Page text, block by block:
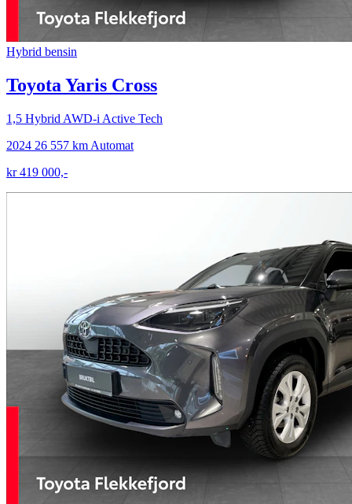
Hybrid bensin
Toyota Yaris Cross
1,5 Hybrid AWD-i Active Tech
2024 26 557 km Automat
kr 419 000,-